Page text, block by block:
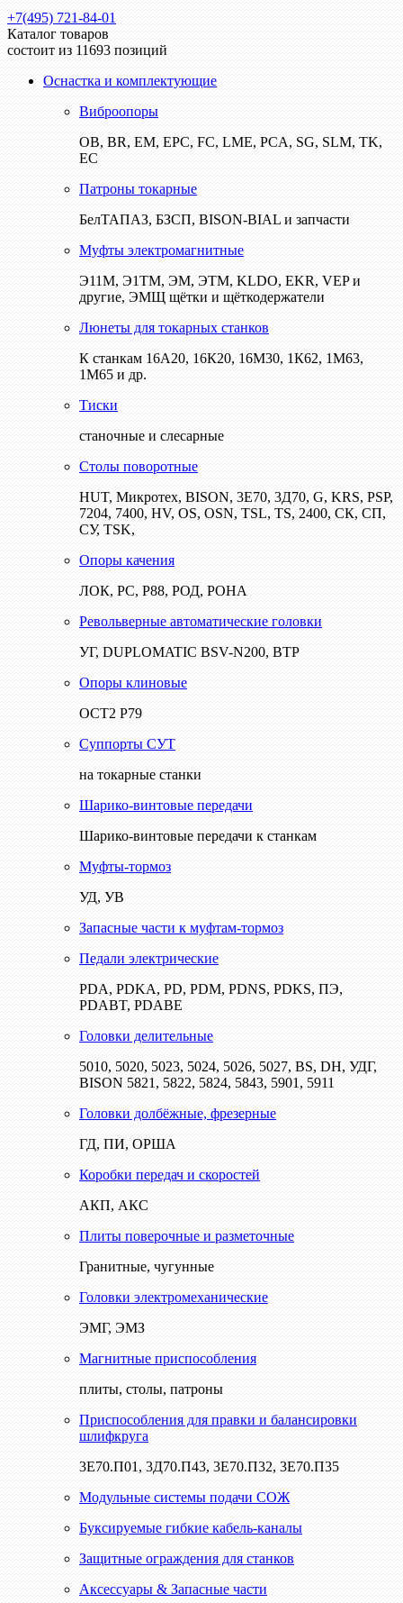
+7(495) 721-84-01
Каталог товаров
состоит из 11693 позиций
Оснастка и комплектующие
Виброопоры
ОВ, BR, EM, EPC, FC, LME, PCA, SG, SLM, TK,
EC
Патроны токарные
БелТАПАЗ, БЗСП, BISON-BIAL и запчасти
Муфты электромагнитные
Э11М, Э1ТМ, ЭМ, ЭТМ, KLDO, EKR, VEP и
другие, ЭМЩ щётки и щёткодержатели
Люнеты для токарных станков
К станкам 16А20, 16К20, 16М30, 1К62, 1М63,
1М65 и др.
Тиски
станочные и слесарные
Столы поворотные
HUT, Микротех, BISON, 3Е70, 3Д70, G, KRS, PSP,
7204, 7400, HV, OS, OSN, TSL, TS, 2400, СК, СП,
СУ, TSK,
Опоры качения
ЛОК, РС, Р88, РОД, РОНА
Револьверные автоматические головки
УГ, DUPLOMATIC BSV-N200, ВТР
Опоры клиновые
ОСТ2 Р79
Суппорты СУТ
на токарные станки
Шарико-винтовые передачи
Шарико-винтовые передачи к станкам
Муфты-тормоз
УД, УВ
Запасные части к муфтам-тормоз
Педали электрические
PDA, PDKA, PD, PDM, PDNS, PDKS, ПЭ,
PDABT, PDABE
Головки делительные
5010, 5020, 5023, 5024, 5026, 5027, BS, DH, УДГ,
BISON 5821, 5822, 5824, 5843, 5901, 5911
Головки долбёжные, фрезерные
ГД, ПИ, ОРША
Коробки передач и скоростей
АКП, АКС
Плиты поверочные и разметочные
Гранитные, чугунные
Головки электромеханические
ЭМГ, ЭМЗ
Магнитные приспособления
плиты, столы, патроны
Приспособления для правки и балансировки
шлифкруга
3Е70.П01, 3Д70.П43, 3Е70.П32, 3Е70.П35
Модульные системы подачи СОЖ
Буксируемые гибкие кабель-каналы
Защитные ограждения для станков
Аксессуары & Запасные части